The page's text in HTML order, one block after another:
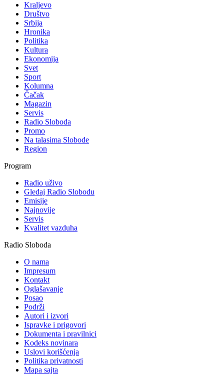
Kraljevo
Društvo
Srbija
Hronika
Politika
Kultura
Ekonomija
Svet
Sport
Kolumna
Čačak
Magazin
Servis
Radio Sloboda
Promo
Na talasima Slobode
Region
Program
Radio uživo
Gledaj Radio Slobodu
Emisije
Najnovije
Servis
Kvalitet vazduha
Radio Sloboda
O nama
Impresum
Kontakt
Oglašavanje
Posao
Podrži
Autori i izvori
Ispravke i prigovori
Dokumenta i pravilnici
Kodeks novinara
Uslovi korišćenja
Politika privatnosti
Mapa sajta